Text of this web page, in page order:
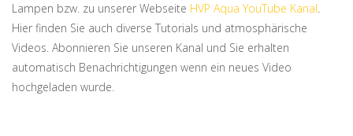
Lampen bzw. zu unserer Webseite HVP Aqua YouTube Kanal.
Hier finden Sie auch diverse Tutorials und atmosphärische
Videos. Abonnieren Sie unseren Kanal und Sie erhalten
automatisch Benachrichtigungen wenn ein neues Video
hochgeladen wurde.